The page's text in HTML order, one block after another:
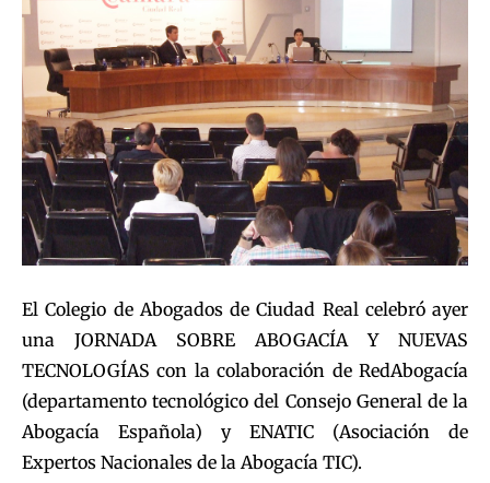
El Colegio de Abogados de Ciudad Real celebró ayer
una JORNADA SOBRE ABOGACÍA Y NUEVAS
TECNOLOGÍAS con la colaboración de RedAbogacía
(departamento tecnológico del Consejo General de la
Abogacía Española) y ENATIC (Asociación de
Expertos Nacionales de la Abogacía TIC).